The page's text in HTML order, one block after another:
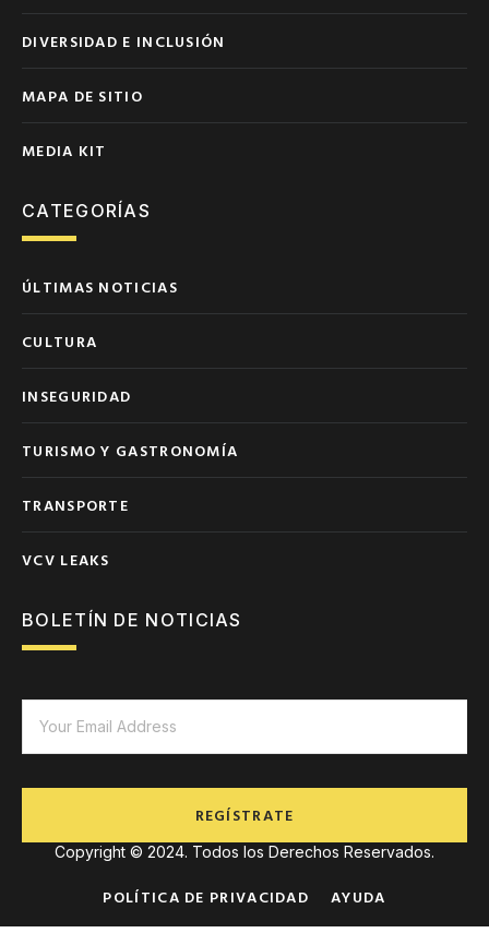
DIVERSIDAD E INCLUSIÓN
MAPA DE SITIO
MEDIA KIT
CATEGORÍAS
ÚLTIMAS NOTICIAS
CULTURA
INSEGURIDAD
TURISMO Y GASTRONOMÍA
TRANSPORTE
VCV LEAKS
BOLETÍN DE NOTICIAS
REGÍSTRATE
Copyright © 2024. Todos los Derechos Reservados.
POLÍTICA DE PRIVACIDAD AYUDA